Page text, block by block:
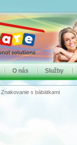
O nás Služby
Znakovanie s bábätkami